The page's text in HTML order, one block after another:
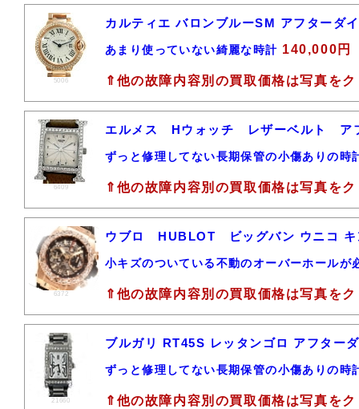
5006
カルティエ バロンブルーSM アフターダ
あまり使っていない綺麗な時計 140,000円
⇑他の故障内容別の買取価格は写真を
6409
エルメス Hウォッチ レザーベルト
ずっと修理してない長期保管の小傷ありの時
⇑他の故障内容別の買取価格は写真を
6372
ウブロ HUBLOT ビッグバン ウニコ キ
小キズのついている不動のオーバーホールが
⇑他の故障内容別の買取価格は写真を
21660
ブルガリ RT45S レッタンゴロ アフター
ずっと修理してない長期保管の小傷ありの時
⇑他の故障内容別の買取価格は写真を